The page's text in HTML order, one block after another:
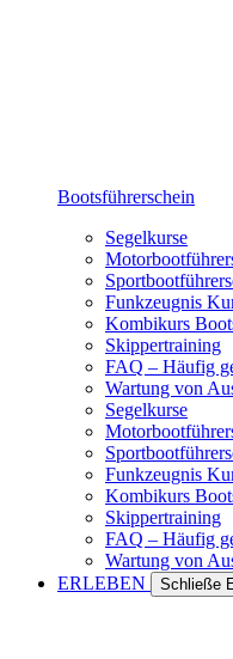
Bootsführerschein
Segelkurse
Funkzeugnis
Kombikurs
Skippertraining
FAQ – Häufig
Wartung von
Segelkurse
Funkzeugnis
Kombikurs
Skippertraining
FAQ – Häufig
Wartung von
ERLEBEN
Schließe